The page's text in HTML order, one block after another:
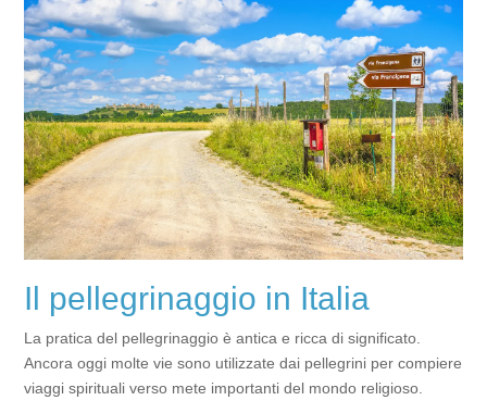
Il pellegrinaggio in Italia
La pratica del pellegrinaggio è antica e ricca di significato.
Ancora oggi molte vie sono utilizzate dai pellegrini per compiere
viaggi spirituali verso mete importanti del mondo religioso.